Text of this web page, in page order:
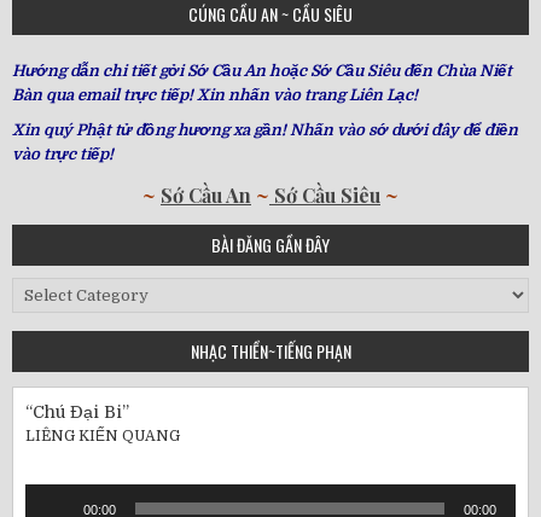
CÚNG CẦU AN ~ CẦU SIÊU
Hướng dẫn chi tiết gởi Sớ Cầu An hoặc Sớ Cầu Siêu đến Chùa Niết
Bàn qua email trực tiếp! Xin nhấn vào trang Liên Lạc!
Xin quý Phật tử đồng hương xa gần! Nhấn vào sớ dưới đây để điền
vào trực tiếp!
~ Sớ Cầu An ~ Sớ Cầu Siêu ~
BÀI ĐĂNG GẦN ĐÂY
Bài
Gần
NHẠC THIỀN~TIẾNG PHẠN
“Chú Đại Bi”
LIÊNG KIẾN QUANG
00:00 00:00